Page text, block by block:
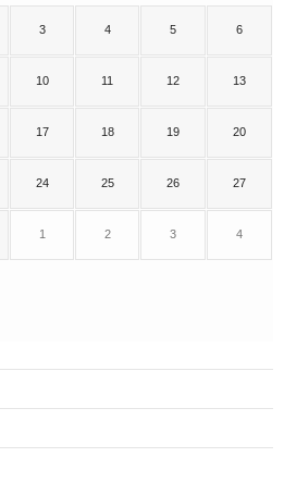
3 4 5 6
10 11 12 13
17 18 19 20
24 25 26 27
1 2 3 4